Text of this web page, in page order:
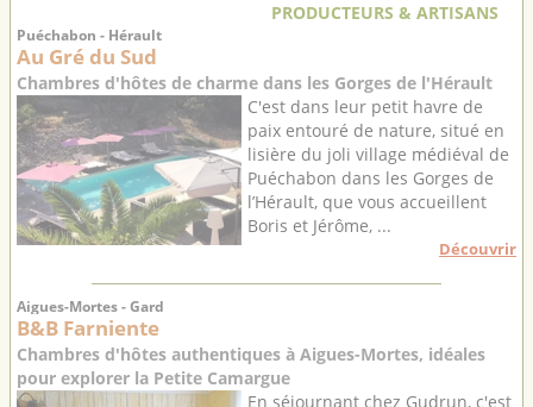
PRODUCTEURS & ARTISANS
Puéchabon - Hérault
Au Gré du Sud
Chambres d'hôtes de charme dans les Gorges de l'Hérault
C'est dans leur petit havre de
paix entouré de nature, situé en
lisière du joli village médiéval de
Puéchabon dans les Gorges de
l’Hérault, que vous accueillent
Boris et Jérôme, ...
Découvrir
Aigues-Mortes - Gard
B&B Farniente
Chambres d'hôtes authentiques à Aigues-Mortes, idéales
pour explorer la Petite Camargue
En séjournant chez Gudrun, c'est